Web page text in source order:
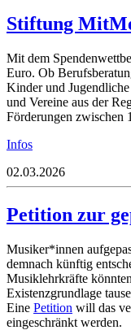
Stiftung
Mit dem
Euro. Ob
Kinder und
und Vereine aus der
Förderungen zwischen
Infos
02.03.2026
Petition zur
Musiker*innen
demnach künftig
Musiklehrkräfte
Existenzgrundlage
Eine Petition will das
eingeschränkt werden.